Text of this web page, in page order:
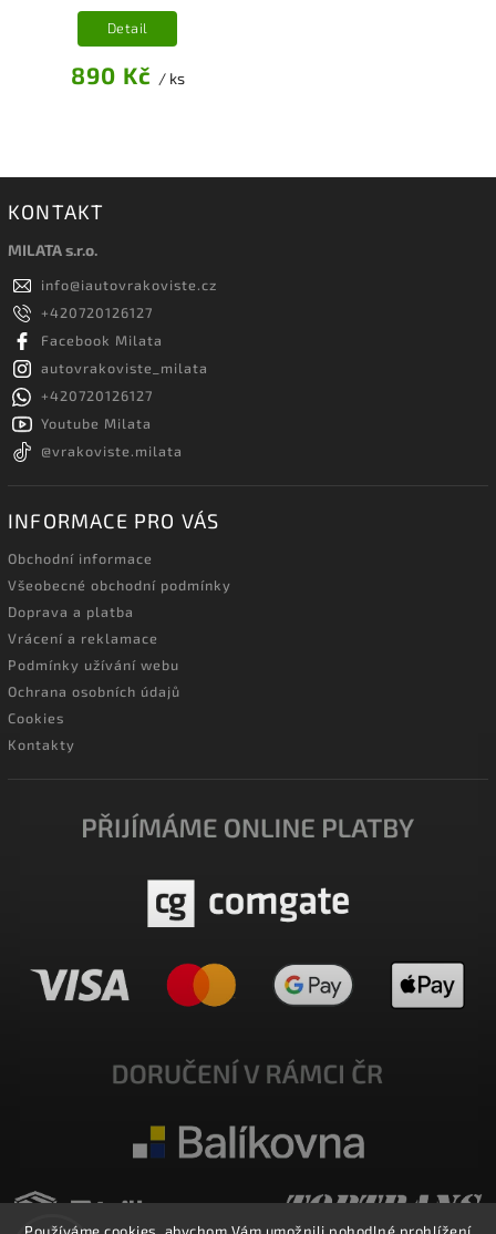
890 Kč / ks
Detail
KONTAKT
MILATA s.r.o.
info@iautovrakoviste.cz
+420720126127
Facebook Milata
autovrakoviste_milata
+420720126127
Youtube Milata
@vrakoviste.milata
INFORMACE PRO VÁS
Obchodní informace
Všeobecné obchodní podmínky
Doprava a platba
Vrácení a reklamace
Podmínky užívání webu
Ochrana osobních údajů
Cookies
Kontakty